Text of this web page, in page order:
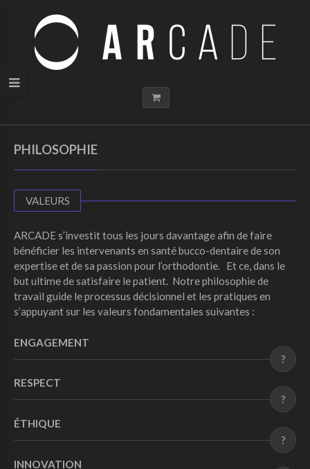
PHILOSOPHIE
VALEURS
ARCADE s’investit tous les jours davantage afin de faire
bénéficier les intervenants en santé bucco-dentaire de son
expertise et de sa passion pour l’orthodontie. Et ce, dans le
but ultime de satisfaire le patient. Notre philosophie de
travail guide le processus décisionnel et les pratiques en
s’appuyant sur les valeurs fondamentales suivantes :
ENGAGEMENT
?
RESPECT
?
ÉTHIQUE
?
INNOVATION